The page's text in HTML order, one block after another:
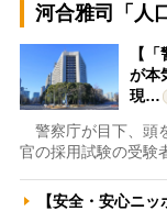
河合雅司「人
【
が本
現…
警察庁が目下、頭
官の採用試験の受験
【安全・安心ニ